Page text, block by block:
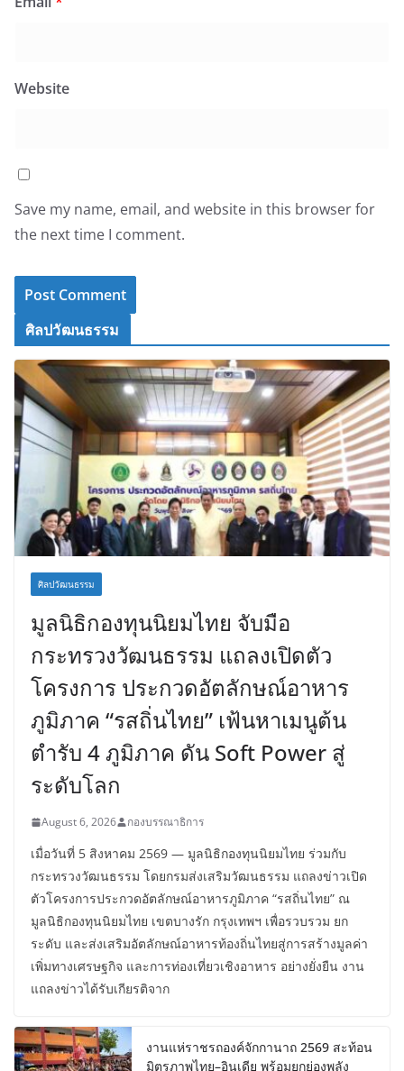
Website
Save my name, email, and website in this browser for
the next time I comment.
ศิลปวัฒนธรรม
ศิลปวัฒนธรรม
มูลนิธิกองทุนนิยมไทย จับมือ
กระทรวงวัฒนธรรม แถลงเปิดตัว
โครงการ ประกวดอัตลักษณ์อาหาร
ภูมิภาค “รสถิ่นไทย” เฟ้นหาเมนูต้น
ตำรับ 4 ภูมิภาค ดัน Soft Power สู่
ระดับโลก
August 6, 2026 กองบรรณาธิการ
เมื่อวันที่ 5 สิงหาคม 2569 — มูลนิธิกองทุนนิยมไทย ร่วมกับ
กระทรวงวัฒนธรรม โดยกรมส่งเสริมวัฒนธรรม แถลงข่าวเปิด
ตัวโครงการประกวดอัตลักษณ์อาหารภูมิภาค “รสถิ่นไทย” ณ
มูลนิธิกองทุนนิยมไทย เขตบางรัก กรุงเทพฯ เพื่อรวบรวม ยก
ระดับ และส่งเสริมอัตลักษณ์อาหารท้องถิ่นไทยสู่การสร้างมูลค่า
เพิ่มทางเศรษฐกิจ และการท่องเที่ยวเชิงอาหาร อย่างยั่งยืน งาน
แถลงข่าวได้รับเกียรติจาก
งานแห่ราชรถองค์จักกานาถ 2569 สะท้อน
มิตรภาพไทย–อินเดีย พร้อมยกย่องพลัง